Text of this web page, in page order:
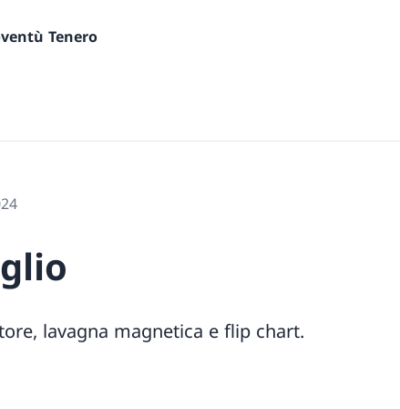
Tenero
lavagna magnetica e flip chart.